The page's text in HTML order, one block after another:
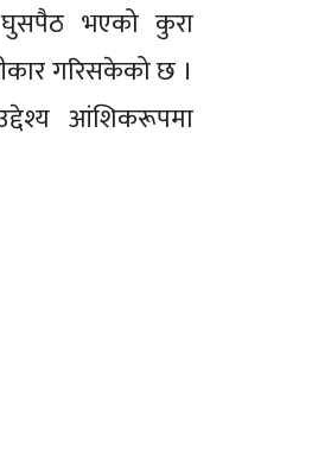
घुसपैठ भएको कुरा
गरिसकेको छ ।
आंशिकरूपमा